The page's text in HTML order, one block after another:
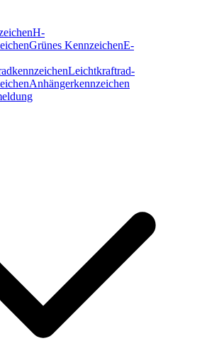
H-
Grünes KennzeichenE-
Leichtkraftrad­
Anhängerkennzeichen